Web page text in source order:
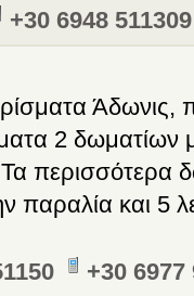
+30 6948 511309
2 δωματίων
περισσότερα
παραλία και 5
+30 6977